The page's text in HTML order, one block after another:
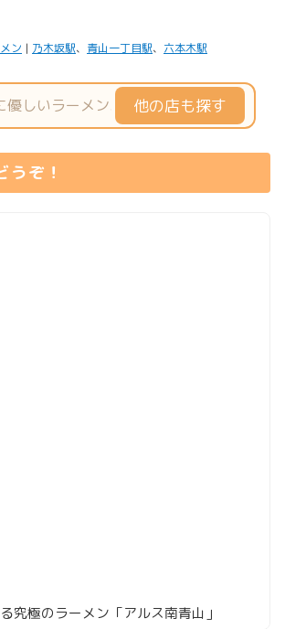
ン | 乃木坂駅、 青山一丁目駅、 六本木駅
他の店も探す
うぞ！
究極のラーメン「アルス南青山」